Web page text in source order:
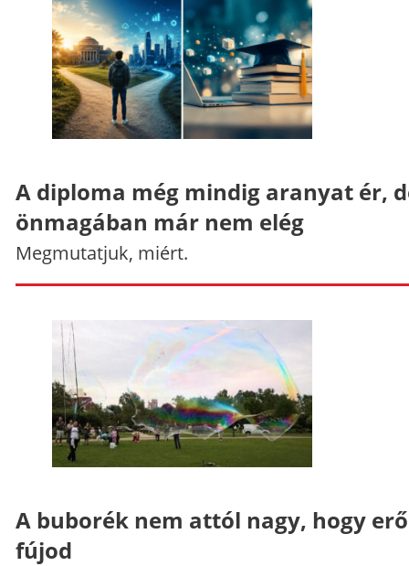
A diploma még mindig aranyat ér,
önmagában már nem elég
Megmutatjuk, miért.
A buborék nem attól nagy, hogy
fújod